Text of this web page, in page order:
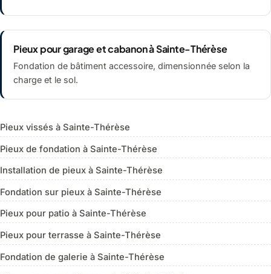
Pieux pour garage et cabanon à Sainte-Thérèse
Fondation de bâtiment accessoire, dimensionnée selon la
charge et le sol.
Pieux vissés à Sainte-Thérèse
Pieux de fondation à Sainte-Thérèse
Installation de pieux à Sainte-Thérèse
Fondation sur pieux à Sainte-Thérèse
Pieux pour patio à Sainte-Thérèse
Pieux pour terrasse à Sainte-Thérèse
Fondation de galerie à Sainte-Thérèse